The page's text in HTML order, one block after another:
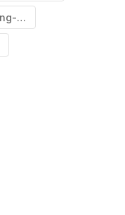
Lomba Layang-Layang